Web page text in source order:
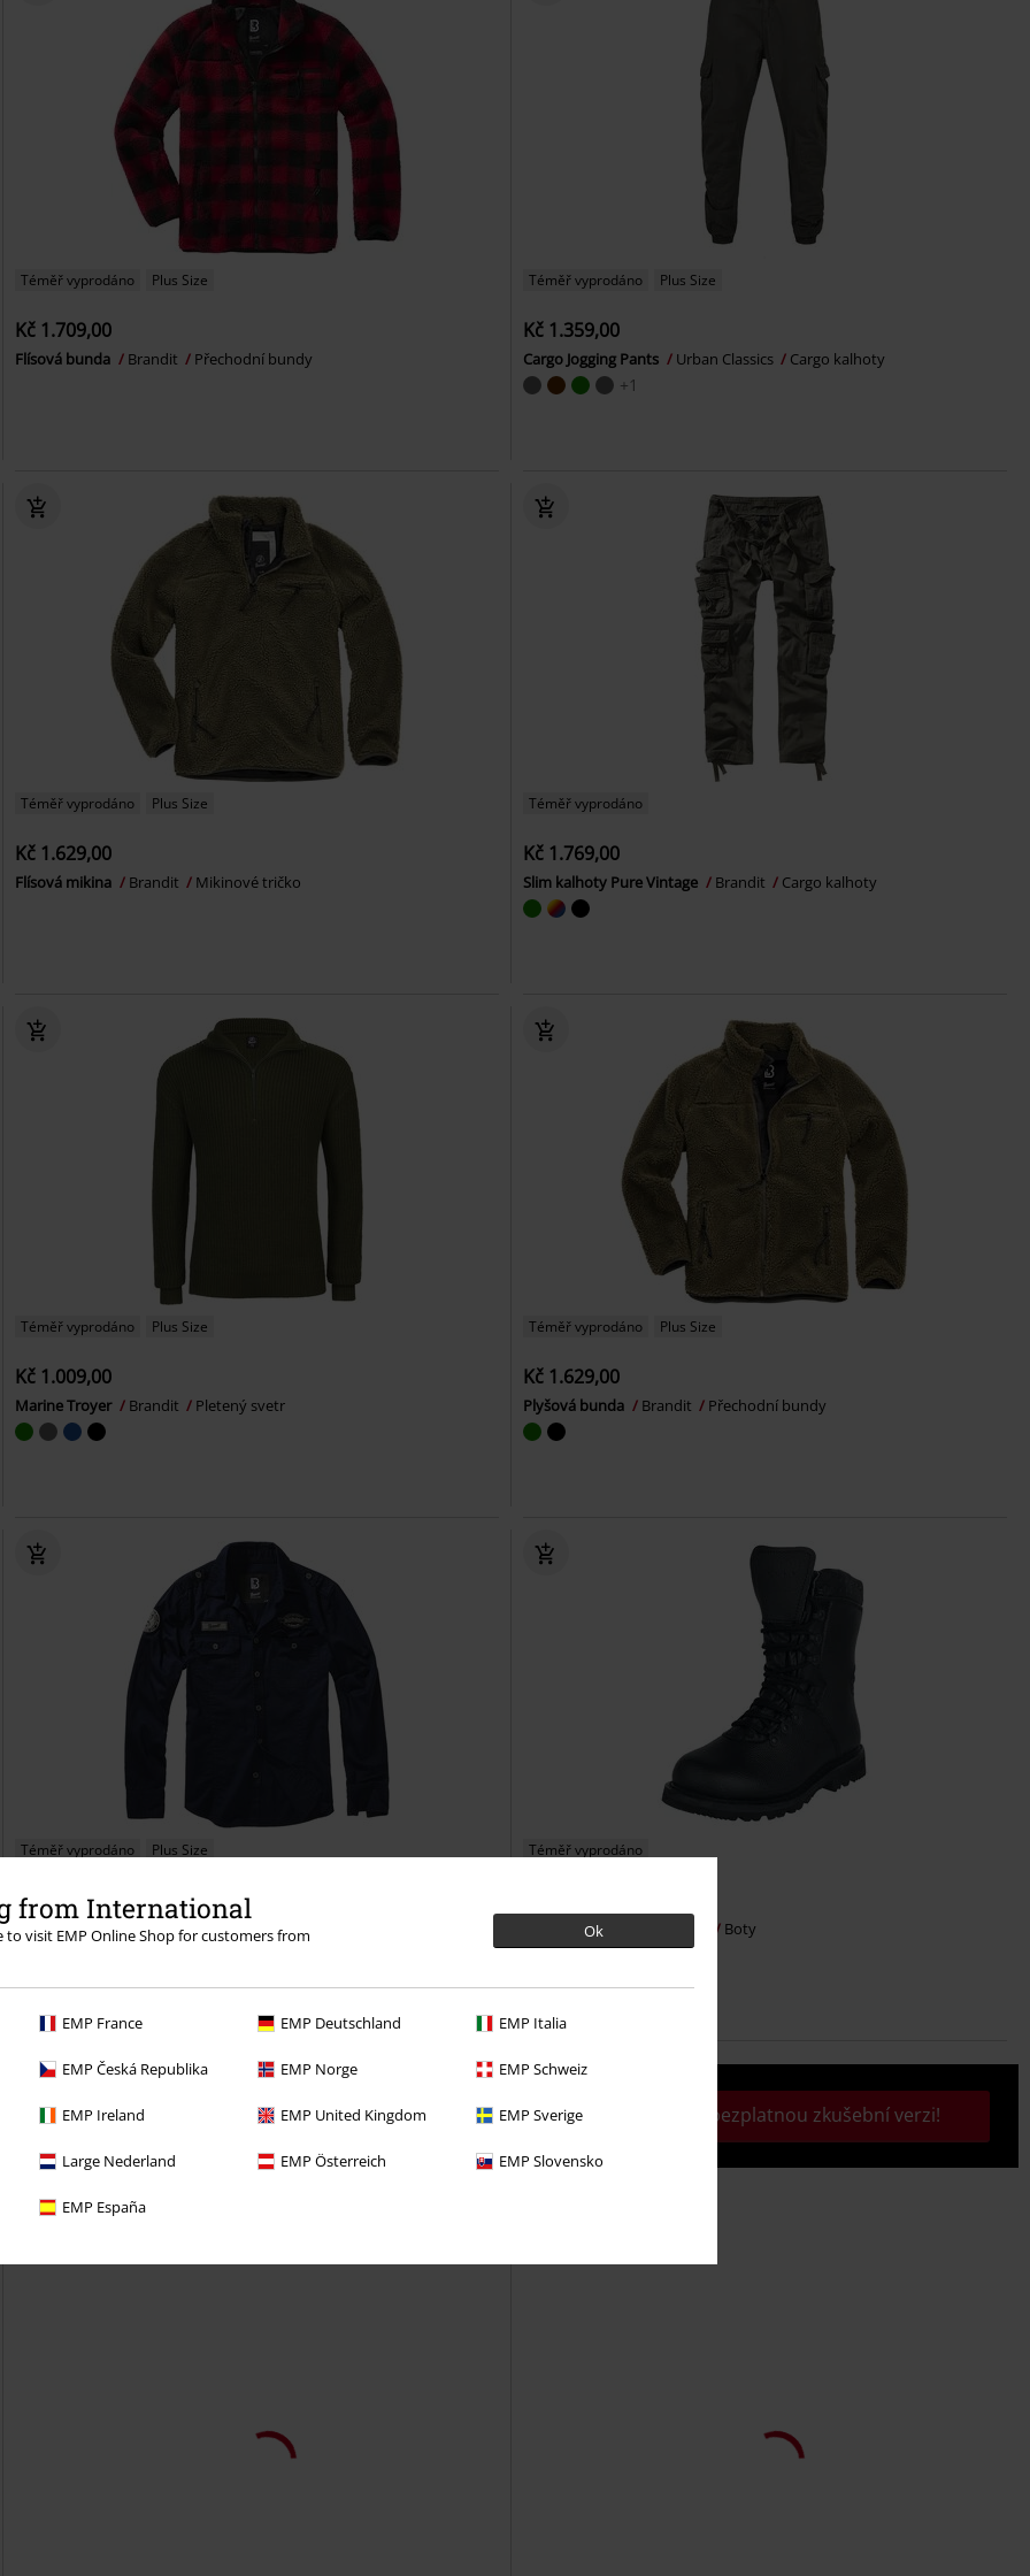
from International
to visit EMP Online Shop for customers from
Ok
EMP France EMP Deutschland EMP Italia
EMP Česká Republika EMP Norge EMP Schweiz
EMP Ireland EMP United Kingdom EMP Sverige
Large Nederland EMP Österreich EMP Slovensko
EMP España
Téměř vyprodáno Plus Size
Kč 1.709,00
Flísová bunda Brandit Přechodní bundy
Téměř vyprodáno Plus Size
Kč 1.359,00
Cargo Jogging Pants Urban Classics Cargo kalhoty
+1
Téměř vyprodáno Plus Size
Kč 1.629,00
Flísová mikina Brandit Mikinové tričko
Téměř vyprodáno
Kč 1.769,00
Slim kalhoty Pure Vintage Brandit Cargo kalhoty
Téměř vyprodáno Plus Size
Kč 1.009,00
Marine Troyer Brandit Pletený svetr
Téměř vyprodáno Plus Size
Kč 1.629,00
Plyšová bunda Brandit Přechodní bundy
Téměř vyprodáno Plus Size
Kč 1.359,00
Košile s dlouhými rukávy Luis Brandit Dlouhý rukáv
Téměř vyprodáno
Boty BW Combat Boty
zkušební verzi našeho BACKSTAGE CLUB Aktivujte si svou bezplatnou zkušební verzi!